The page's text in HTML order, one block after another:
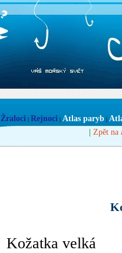
Žraloci | Rejnoci | Atlas paryb |
| Zpět na
Kožatka velká